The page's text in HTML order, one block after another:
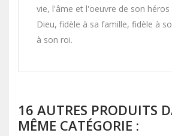
vie, l'âme et l'oeuvre de son héros
Dieu, fidèle à sa famille, fidèle à
à son roi.
16 AUTRES PRODUITS
MÊME CATÉGORIE :